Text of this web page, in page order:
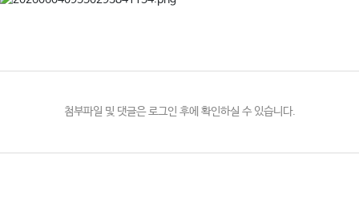
첨부파일 및 댓글은 로그인 후에 확인하실 수 있습니다.